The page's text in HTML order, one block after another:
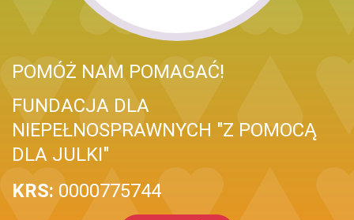
POMÓŻ NAM POMAGAĆ!
FUNDACJA DLA
NIEPEŁNOSPRAWNYCH "Z POMOCĄ
DLA JULKI"
KRS: 0000775744